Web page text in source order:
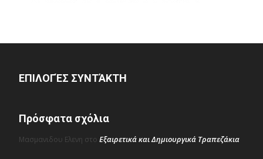
ΕΠΙΛΟΓΈΣ ΣΥΝΤΆΚΤΗ
Πρόσφατα σχόλια
Μασμανιδου Ελενη στο Εξαιρετικά και Δημιουργικά Τραπεζάκια